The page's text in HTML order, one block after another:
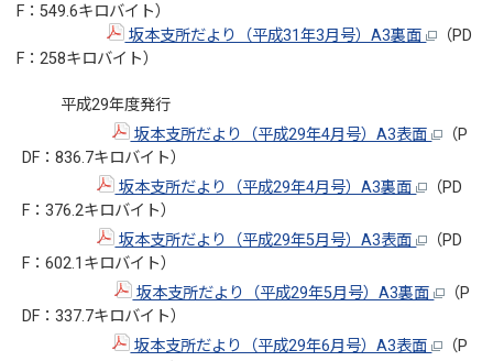
F：549.6キロバイト）
坂本支所だより（平成31年3月号）A3裏面
（PD
F：258キロバイト）
平成29年度発行
坂本支所だより（平成29年4月号）A3表面
（P
DF：836.7キロバイト）
坂本支所だより（平成29年4月号）A3裏面
（PD
F：376.2キロバイト）
坂本支所だより（平成29年5月号）A3表面
（PD
F：602.1キロバイト）
坂本支所だより（平成29年5月号）A3裏面
（P
DF：337.7キロバイト）
坂本支所だより（平成29年6月号）A3表面
（P